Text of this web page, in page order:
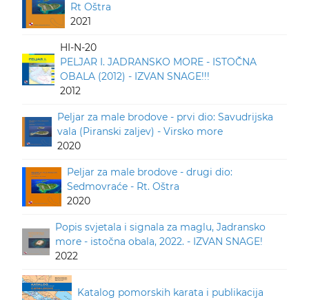
Rt Oštra
2021
HI-N-20
PELJAR I. JADRANSKO MORE - ISTOČNA
OBALA (2012) - IZVAN SNAGE!!!
2012
Peljar za male brodove - prvi dio: Savudrijska
vala (Piranski zaljev) - Virsko more
2020
Peljar za male brodove - drugi dio:
Sedmovraće - Rt. Oštra
2020
Popis svjetala i signala za maglu, Jadransko
more - istočna obala, 2022. - IZVAN SNAGE!
2022
Katalog pomorskih karata i publikacija